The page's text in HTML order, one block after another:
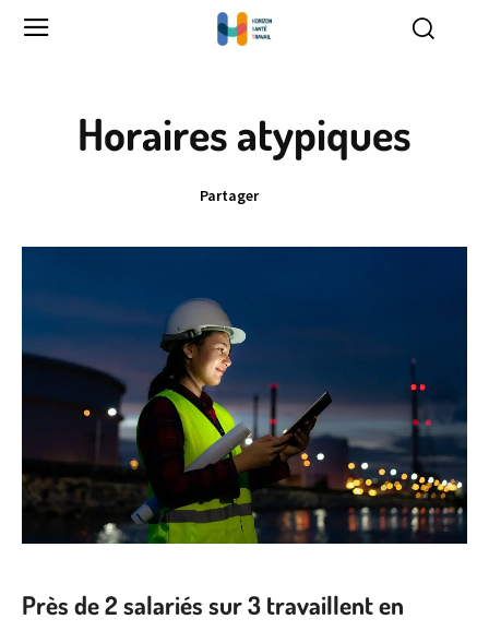
Horaires atypiques
Partager
Près de 2 salariés sur 3 travaillent en